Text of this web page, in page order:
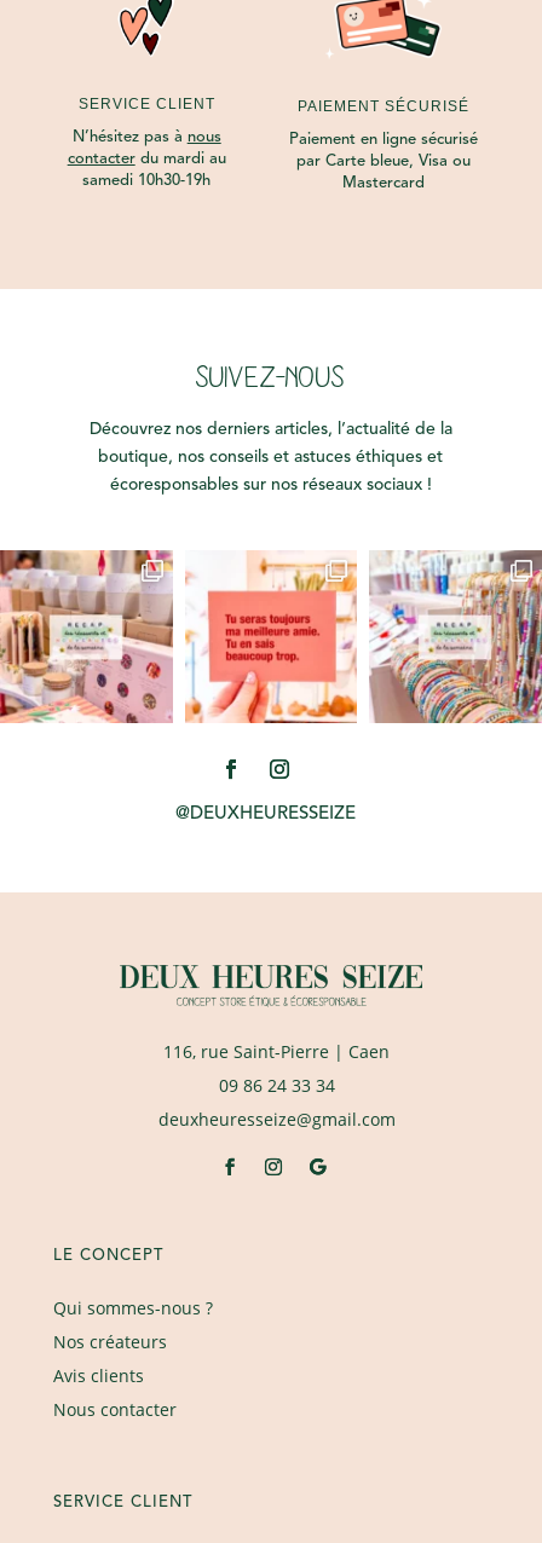
SERVICE CLIENT
N’hésitez pas à nous
contacterdu mardi au
samedi 10h30-19h
PAIEMENT SÉCURISÉ
Paiement en ligne sécurisé
par Carte bleue, Visa ou
Mastercard
SUIVEZ-NOUS
Découvrez nos derniers articles, l’actualité de la
boutique, nos conseils et astuces éthiques et
écoresponsables sur nos réseaux sociaux !
@DEUXHEURESSEIZE
116, rue Saint-Pierre | Caen
09 86 24 33 34
deuxheuresseize@gmail.com
LE CONCEPT
Qui sommes-nous ?
Nos créateurs
Avis clients
Nous contacter
SERVICE CLIENT